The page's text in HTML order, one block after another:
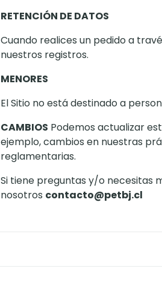
RETENCIÓN DE DATOS
Cuando realices un pedido a
nuestros registros.
MENORES
El Sitio no está destinado a
CAMBIOS Podemos actualizar
ejemplo, cambios en nuestras
reglamentarias.
Si tiene preguntas y/o necesitas
nosotros contacto@petbj.cl